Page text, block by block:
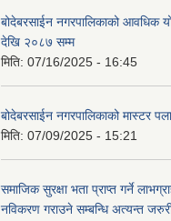
बोदेबरसाईन नगरपालिकाको आवधिक
देखि २०८७ सम्म
मिति: 07/16/2025 - 16:45
बोदेबरसाईन नगरपालिकाको मास्टर
मिति: 07/09/2025 - 15:21
समाजिक सुरक्षा भता प्राप्त गर्ने
नविकरण गराउने सम्बन्धि अत्यन्त